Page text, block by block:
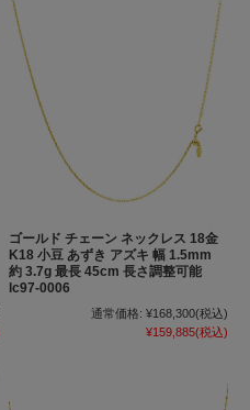
ゴールド チェーン ネックレス 18金
K18 小豆 あずき アズキ 幅 1.5mm
約 3.7g 最長 45cm 長さ調整可能
lc97-0006
通常価格: ¥168,300(税込)
¥159,885(税込)